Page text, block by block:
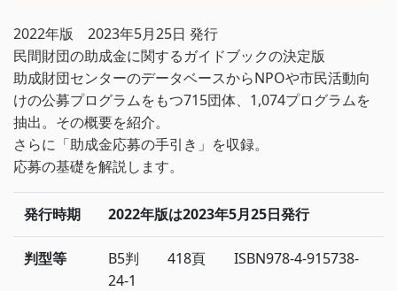
2022年版 2023年5月25日 発行
民間財団の助成金に関するガイドブックの決定版
助成財団センターのデータベースからNPOや市民活動向
けの公募プログラムをもつ715団体、1,074プログラムを
抽出。その概要を紹介。
さらに「助成金応募の手引き」を収録。
応募の基礎を解説します。
発行時期 2022年版は2023年5月25日発行
判型等
B5判 418頁 ISBN978-4-915738-
24-1